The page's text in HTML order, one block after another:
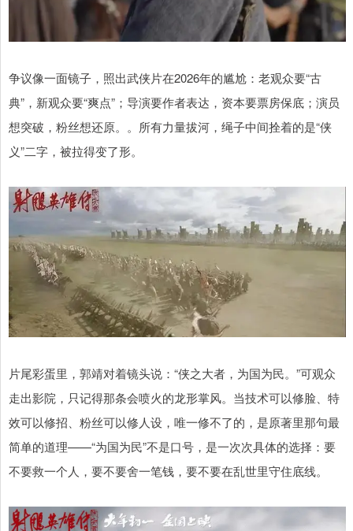
争议像一面镜子，照出武侠片在2026年的尴尬：老观众要“古
典”，新观众要“爽点”；导演要作者表达，资本要票房保底；演员
想突破，粉丝想还原。。所有力量拔河，绳子中间拴着的是“侠
义”二字，被拉得变了形。
片尾彩蛋里，郭靖对着镜头说：“侠之大者，为国为民。”可观众
走出影院，只记得那条会喷火的龙形掌风。当技术可以修脸、特
效可以修招、粉丝可以修人设，唯一修不了的，是原著里那句最
简单的道理——“为国为民”不是口号，是一次次具体的选择：要
不要救一个人，要不要舍一笔钱，要不要在乱世里守住底线。